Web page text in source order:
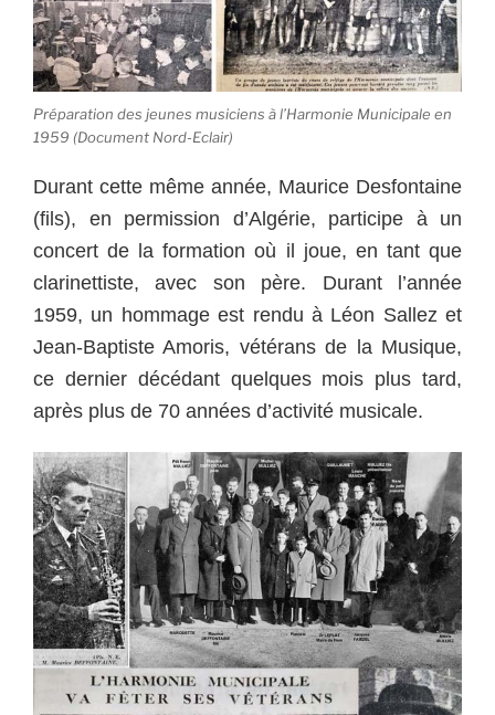
Préparation des jeunes musiciens à l’Harmonie Municipale en
1959 (Document Nord-Eclair)
Durant cette même année, Maurice Desfontaine
(fils), en permission d’Algérie, participe à un
concert de la formation où il joue, en tant que
clarinettiste, avec son père. Durant l’année
1959, un hommage est rendu à Léon Sallez et
Jean-Baptiste Amoris, vétérans de la Musique,
ce dernier décédant quelques mois plus tard,
après plus de 70 années d’activité musicale.